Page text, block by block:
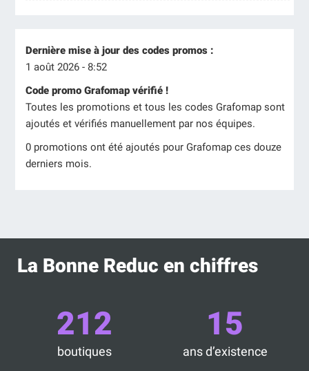
Dernière mise à jour des codes promos :
1 août 2026 - 8:52
Code promo Grafomap vérifié !
Toutes les promotions et tous les codes Grafomap sont
ajoutés et vérifiés manuellement par nos équipes.
0 promotions ont été ajoutés pour Grafomap ces douze
derniers mois.
La Bonne Reduc en chiffres
212
boutiques
15
ans d’existence